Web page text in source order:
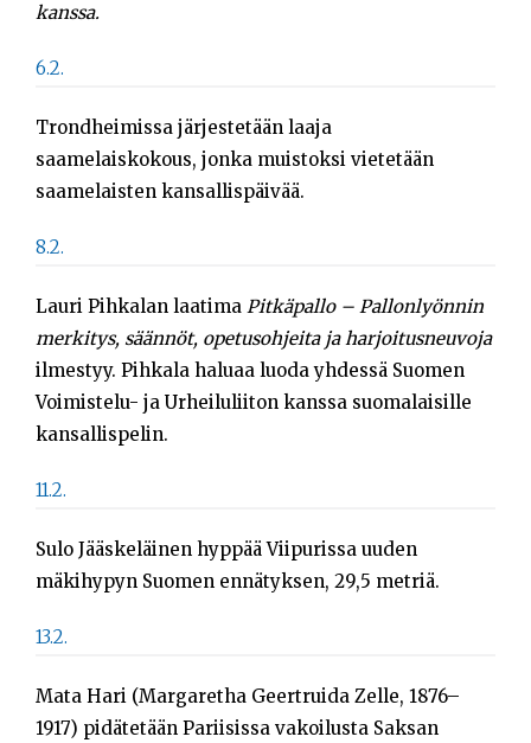
kanssa.
6.2.
Trondheimissa järjestetään laaja
saamelaiskokous, jonka muistoksi vietetään
saamelaisten kansallispäivää.
8.2.
Lauri Pihkalan laatima Pitkäpallo – Pallonlyönnin
merkitys, säännöt, opetusohjeita ja harjoitusneuvoja
ilmestyy. Pihkala haluaa luoda yhdessä Suomen
Voimistelu- ja Urheiluliiton kanssa suomalaisille
kansallispelin.
11.2.
Sulo Jääskeläinen hyppää Viipurissa uuden
mäkihypyn Suomen ennätyksen, 29,5 metriä.
13.2.
Mata Hari (Margaretha Geertruida Zelle, 1876–
1917) pidätetään Pariisissa vakoilusta Saksan